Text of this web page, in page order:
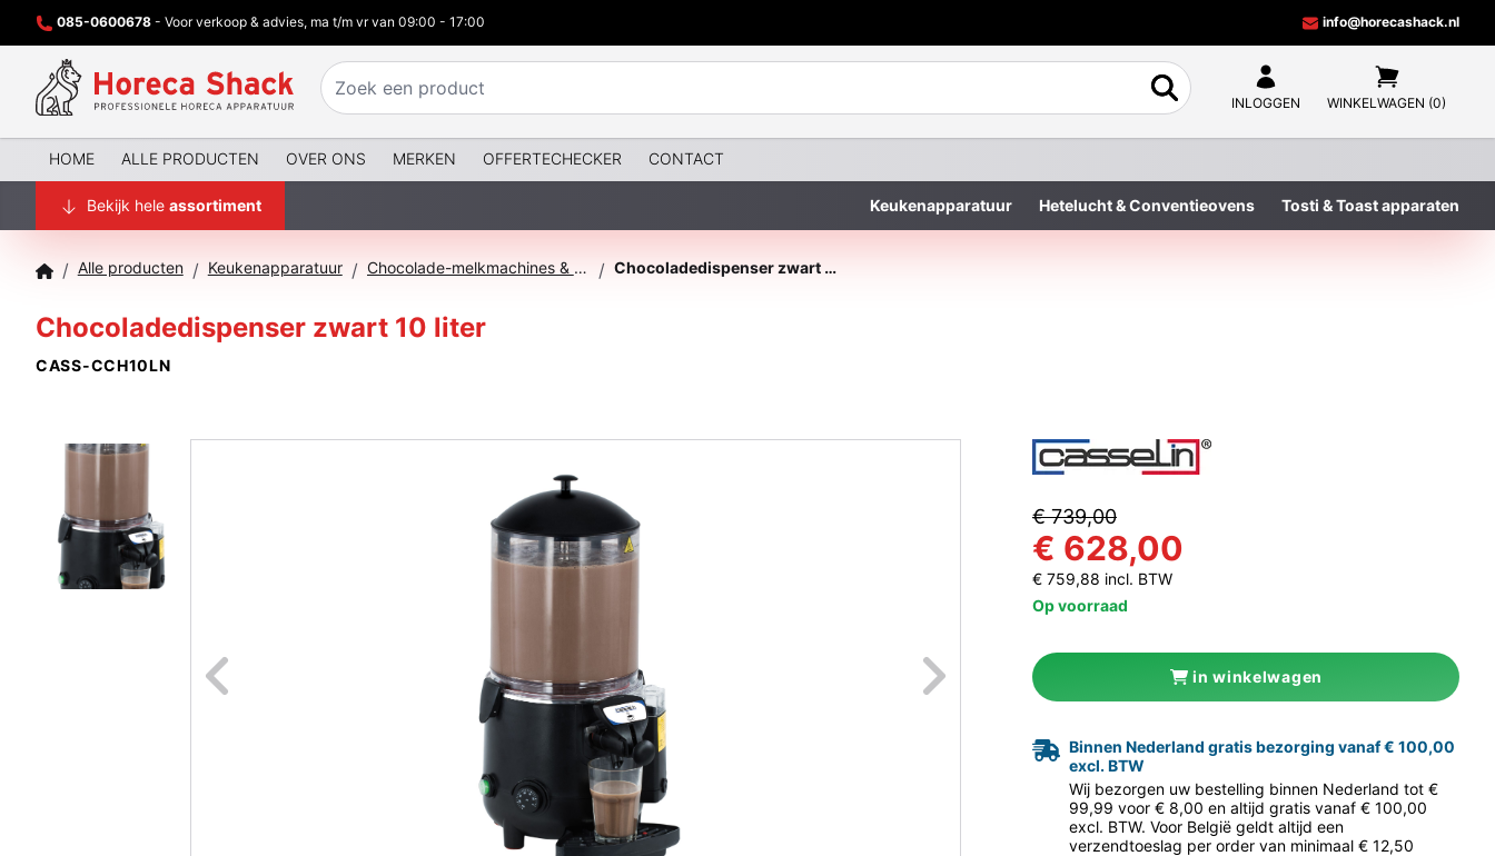
085-0600678 - Voor verkoop & advies, ma t/m vr van 09:00 - 17:00 info@horecashack.nl
INLOGGEN WINKELWAGEN (0)
HOME ALLE PRODUCTEN OVER ONS MERKEN OFFERTECHECKER CONTACT
Bekijk hele assortiment Keukenapparatuur Hetelucht & Conventieovens Tosti & Toast apparaten
/ Alle producten / Keukenapparatuur / Chocolade-melkmachines & Verwarmers / Chocoladedispenser zwart 10 liter
Chocoladedispenser zwart 10 liter
CASS-CCH10LN
Naar vorige foto Naar volgende
€ 739,00
€ 628,00
€ 759,88 incl. BTW
Op voorraad
in winkelwagen
Binnen Nederland gratis bezorging vanaf € 100,00
excl. BTW
Wij bezorgen uw bestelling binnen Nederland tot €
99,99 voor € 8,00 en altijd gratis vanaf € 100,00
excl. BTW. Voor België geldt altijd een
verzendtoeslag per order van minimaal € 12,50